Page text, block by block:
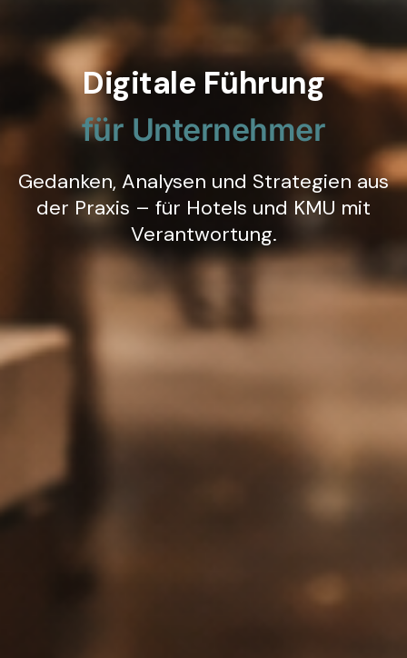
Digitale Führung
für Unternehmer
Gedanken, Analysen und Strategien aus
der Praxis – für Hotels und KMU mit
Verantwortung.